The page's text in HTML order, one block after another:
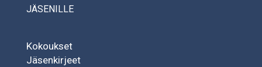
JÄSENILLE
Kokoukset
Jäsenkirjeet